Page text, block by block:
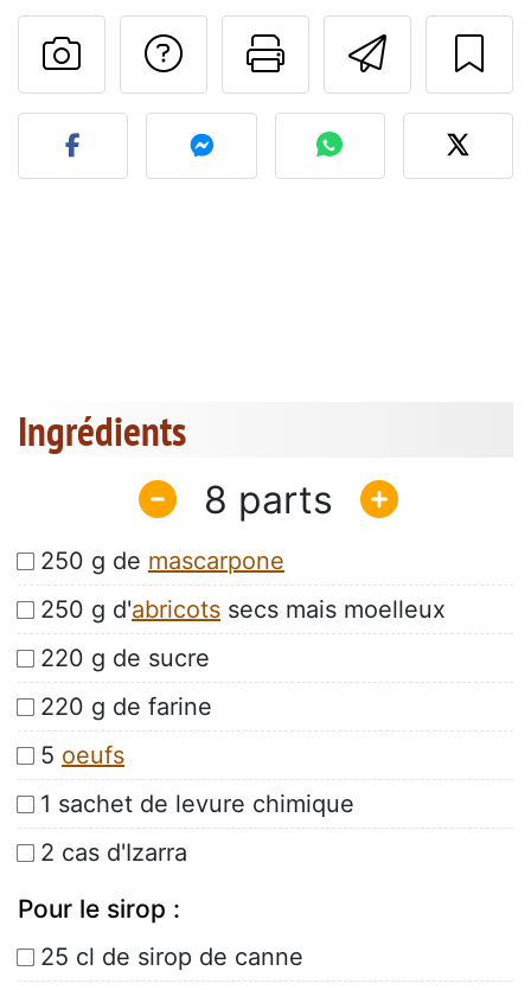
Imprimer
Poser une
Publier votre photo de
Ingrédients
8
250 g de mascarpone
250 g d'abricots secs mais moelleux
220 g de sucre
220 g de farine
5 oeufs
1 sachet de levure chimique
2 cas d'Izarra
Pour le sirop :
25 cl de sirop de canne